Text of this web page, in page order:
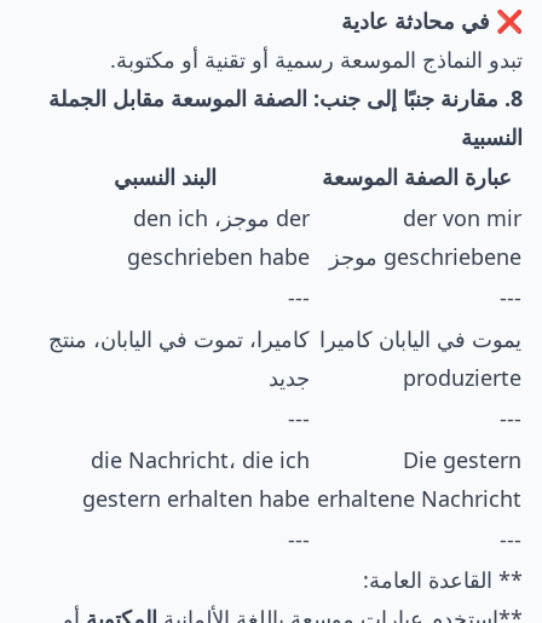
❌ في محادثة عادية
تبدو النماذج الموسعة رسمية أو تقنية أو مكتوبة.
8. مقارنة جنبًا إلى جنب: الصفة الموسعة مقابل الجملة
النسبية
عبارة الصفة الموسعة
البند النسبي
der von mir
geschriebene موجز
der موجز، den ich
geschrieben habe
---
---
يموت في اليابان كاميرا
produzierte
كاميرا، تموت في اليابان، منتج
جديد
---
---
Die gestern
erhaltene Nachricht
die Nachricht، die ich
gestern erhalten habe
---
---
** القاعدة العامة: